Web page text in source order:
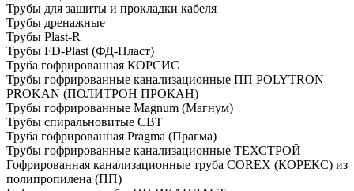
Трубы для защиты и прокладки кабеля
Трубы дренажные
Трубы Plast-R
Трубы FD-Plast (ФД-Пласт)
Труба гофрированная КОРСИС
Трубы гофрированные канализационные ПП POLYTRON
PROKAN (ПОЛИТРОН ПРОКАН)
Трубы гофрированные Magnum (Магнум)
Трубы спиральновитые СВТ
Труба гофрированная Pragma (Прагма)
Трубы гофрированные канализационные ТЕХСТРОЙ
Гофрированная канализационные труба COREX (КОРЕКС) из
полипропилена (ПП)